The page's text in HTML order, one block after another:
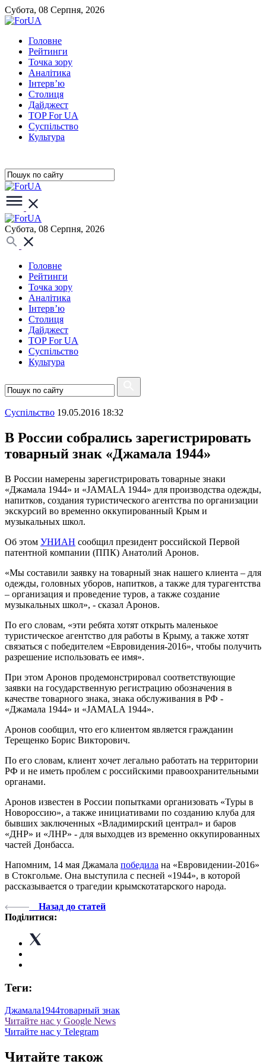
Субота, 08 Серпня, 2026
Головне
Рейтинги
Точка зору
Аналітика
Інтерв’ю
Столиця
Дайджест
TOP For UA
Суспiльство
Культура
Субота, 08 Серпня, 2026
Головне
Рейтинги
Точка зору
Аналітика
Інтерв’ю
Столиця
Дайджест
TOP For UA
Суспiльство
Культура
Суспiльство 19.05.2016 18:32
В России собрались зарегистрировать
товарный знак «Джамала 1944»
В России намерены зарегистрировать товарные знаки
«Джамала 1944» и «JAMALA 1944» для производства одежды,
напитков, создания туристического агентства по организации
экскурсий во временно оккупированный Крым и
музыкальных школ.
Об этом УНИАН сообщил президент российской Первой
патентной компании (ППК) Анатолий Аронов.
«Мы составили заявку на товарный знак нашего клиента – для
одежды, головных уборов, напитков, а также для турагентства
– организация и проведение туров, а также создание
музыкальных школ», - сказал Аронов.
По его словам, «эти ребята хотят открыть маленькое
туристическое агентство для работы в Крыму, а также хотят
связаться с победителем «Евровидения-2016», чтобы получить
разрешение использовать ее имя».
При этом Аронов продемонстрировал соответствующие
заявки на государственную регистрацию обозначения в
качестве товарного знака, знака обслуживания в РФ -
«Джамала 1944» и «JAMALA 1944».
Аронов сообщил, что его клиентом является гражданин
Терещенко Борис Викторович.
По его словам, клиент хочет легально работать на территории
РФ и не иметь проблем с российскими правоохранительными
органами.
Аронов известен в России попытками организовать «Туры в
Новороссию», а также инициативами по созданию клуба для
бывших заключенных «Владимирский централ» и баров
«ДНР» и «ЛНР» - для выходцев из временно оккупированных
частей Донбасса.
Напомним, 14 мая Джамала победила на «Евровидении-2016»
в Стокгольме. Она выступила с песней «1944», в которой
рассказывается о трагедии крымскотатарского народа.
Назад до статей
Поділитися:
Теги:
Джамала1944товарный знак
Читайте нас у Google News
Читайте нас у Telegram
Читайте також